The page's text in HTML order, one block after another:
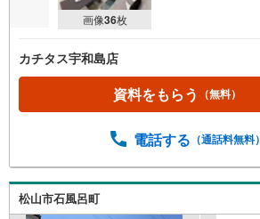
画像36枚
カチタス宇和島店
資料をもらう （無料）
電話する （通話料無料）
松山市石風呂町